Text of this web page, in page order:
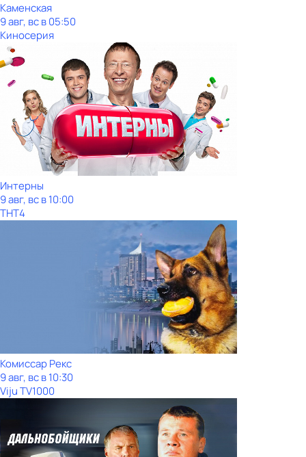
Каменская
9 авг, вс в 05:50
Киносерия
Интерны
9 авг, вс в 10:00
ТНТ4
Комиссар Рекс
9 авг, вс в 10:30
Viju TV1000